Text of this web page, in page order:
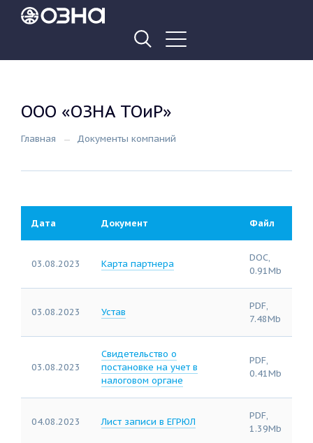
ООО «ОЗНА ТОиР»
Главная Документы компаний
Дата Документ Файл
03.08.2023 Карта партнера
DOC,
0.91Mb
03.08.2023 Устав
PDF,
7.48Mb
03.08.2023
Свидетельство о
постановке на учет в
налоговом органе
PDF,
0.41Mb
04.08.2023 Лист записи в ЕГРЮЛ
PDF,
1.39Mb